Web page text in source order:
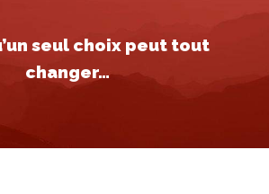
seul choix peut tout
changer…